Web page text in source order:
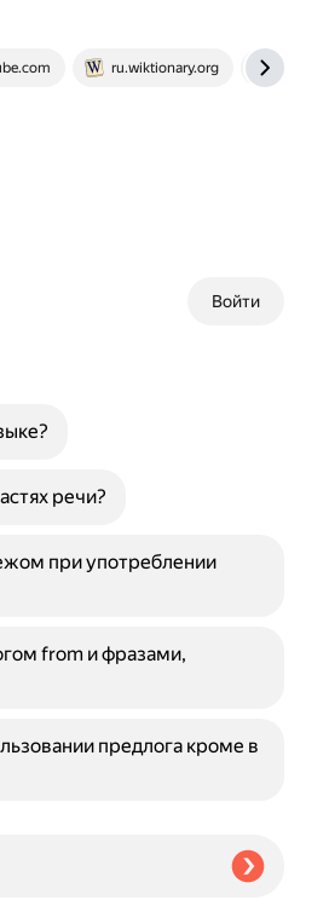
ru.wiktionary.org
Войти
речи?
при употреблении
from и фразами,
предлога кроме в